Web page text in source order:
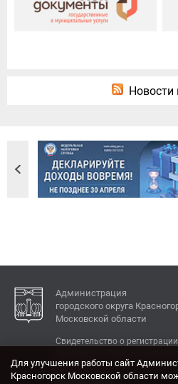
Новости
Администрация
городского округа
Московской области
Свидетельство о
Для улучшения работы сайт
Красногорск Московской области